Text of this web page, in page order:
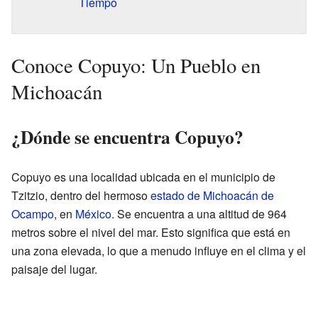
Conoce Copuyo: Un Pueblo en
Michoacán
¿Dónde se encuentra Copuyo?
Copuyo es una localidad ubicada en el municipio de
Tzitzio, dentro del hermosoestado de Michoacán de
Ocampo, en México. Se encuentra a una altitud de 964
metros sobre el nivel del mar. Esto significa que está en
una zona elevada, lo que a menudo influye en el clima y el
paisaje del lugar.